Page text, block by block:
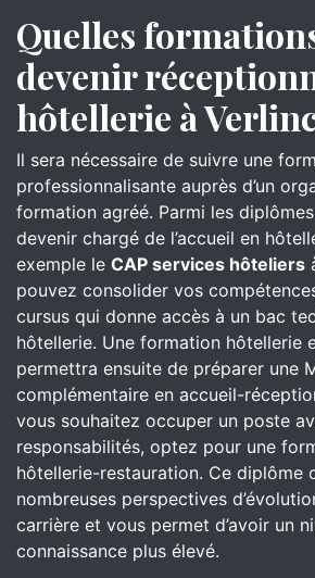
Quelles
devenir
hôtellerie à
Il sera nécessaire de suivre une
professionnalisante auprès d’un
formation agréé. Parmi les
devenir chargé de l’accueil en
exemple le CAP services hôteliers
pouvez consolider vos
cursus qui donne accès à un bac
hôtellerie. Une formation hôtellerie
permettra ensuite de préparer une
complémentaire en accueil-
vous souhaitez occuper un poste
responsabilités, optez pour une
hôtellerie-restauration. Ce diplôme
nombreuses perspectives
carrière et vous permet d’avoir un
connaissance plus élevé.